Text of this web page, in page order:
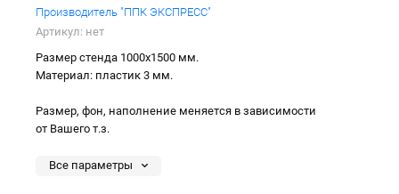
Производитель "ППК ЭКСПРЕСС"
Артикул: нет
Размер стенда 1000х1500 мм.
Материал: пластик 3 мм.
Размер, фон, наполнение меняется в зависимости
от Вашего т.з.
Все параметры